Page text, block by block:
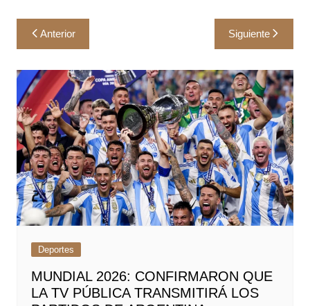
Navegación
de
entradas
Anterior Siguiente
Deportes
MUNDIAL 2026: CONFIRMARON QUE
LA TV PÚBLICA TRANSMITIRÁ LOS